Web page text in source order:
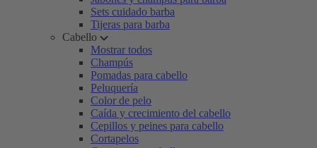
Sets cuidado barba
Tijeras para barba
Cabello
Mostrar todos
Champús
Pomadas para cabello
Peluquería
Color de pelo
Caída y crecimiento del cabello
Cepillos y peines para cabello
Cortapelos